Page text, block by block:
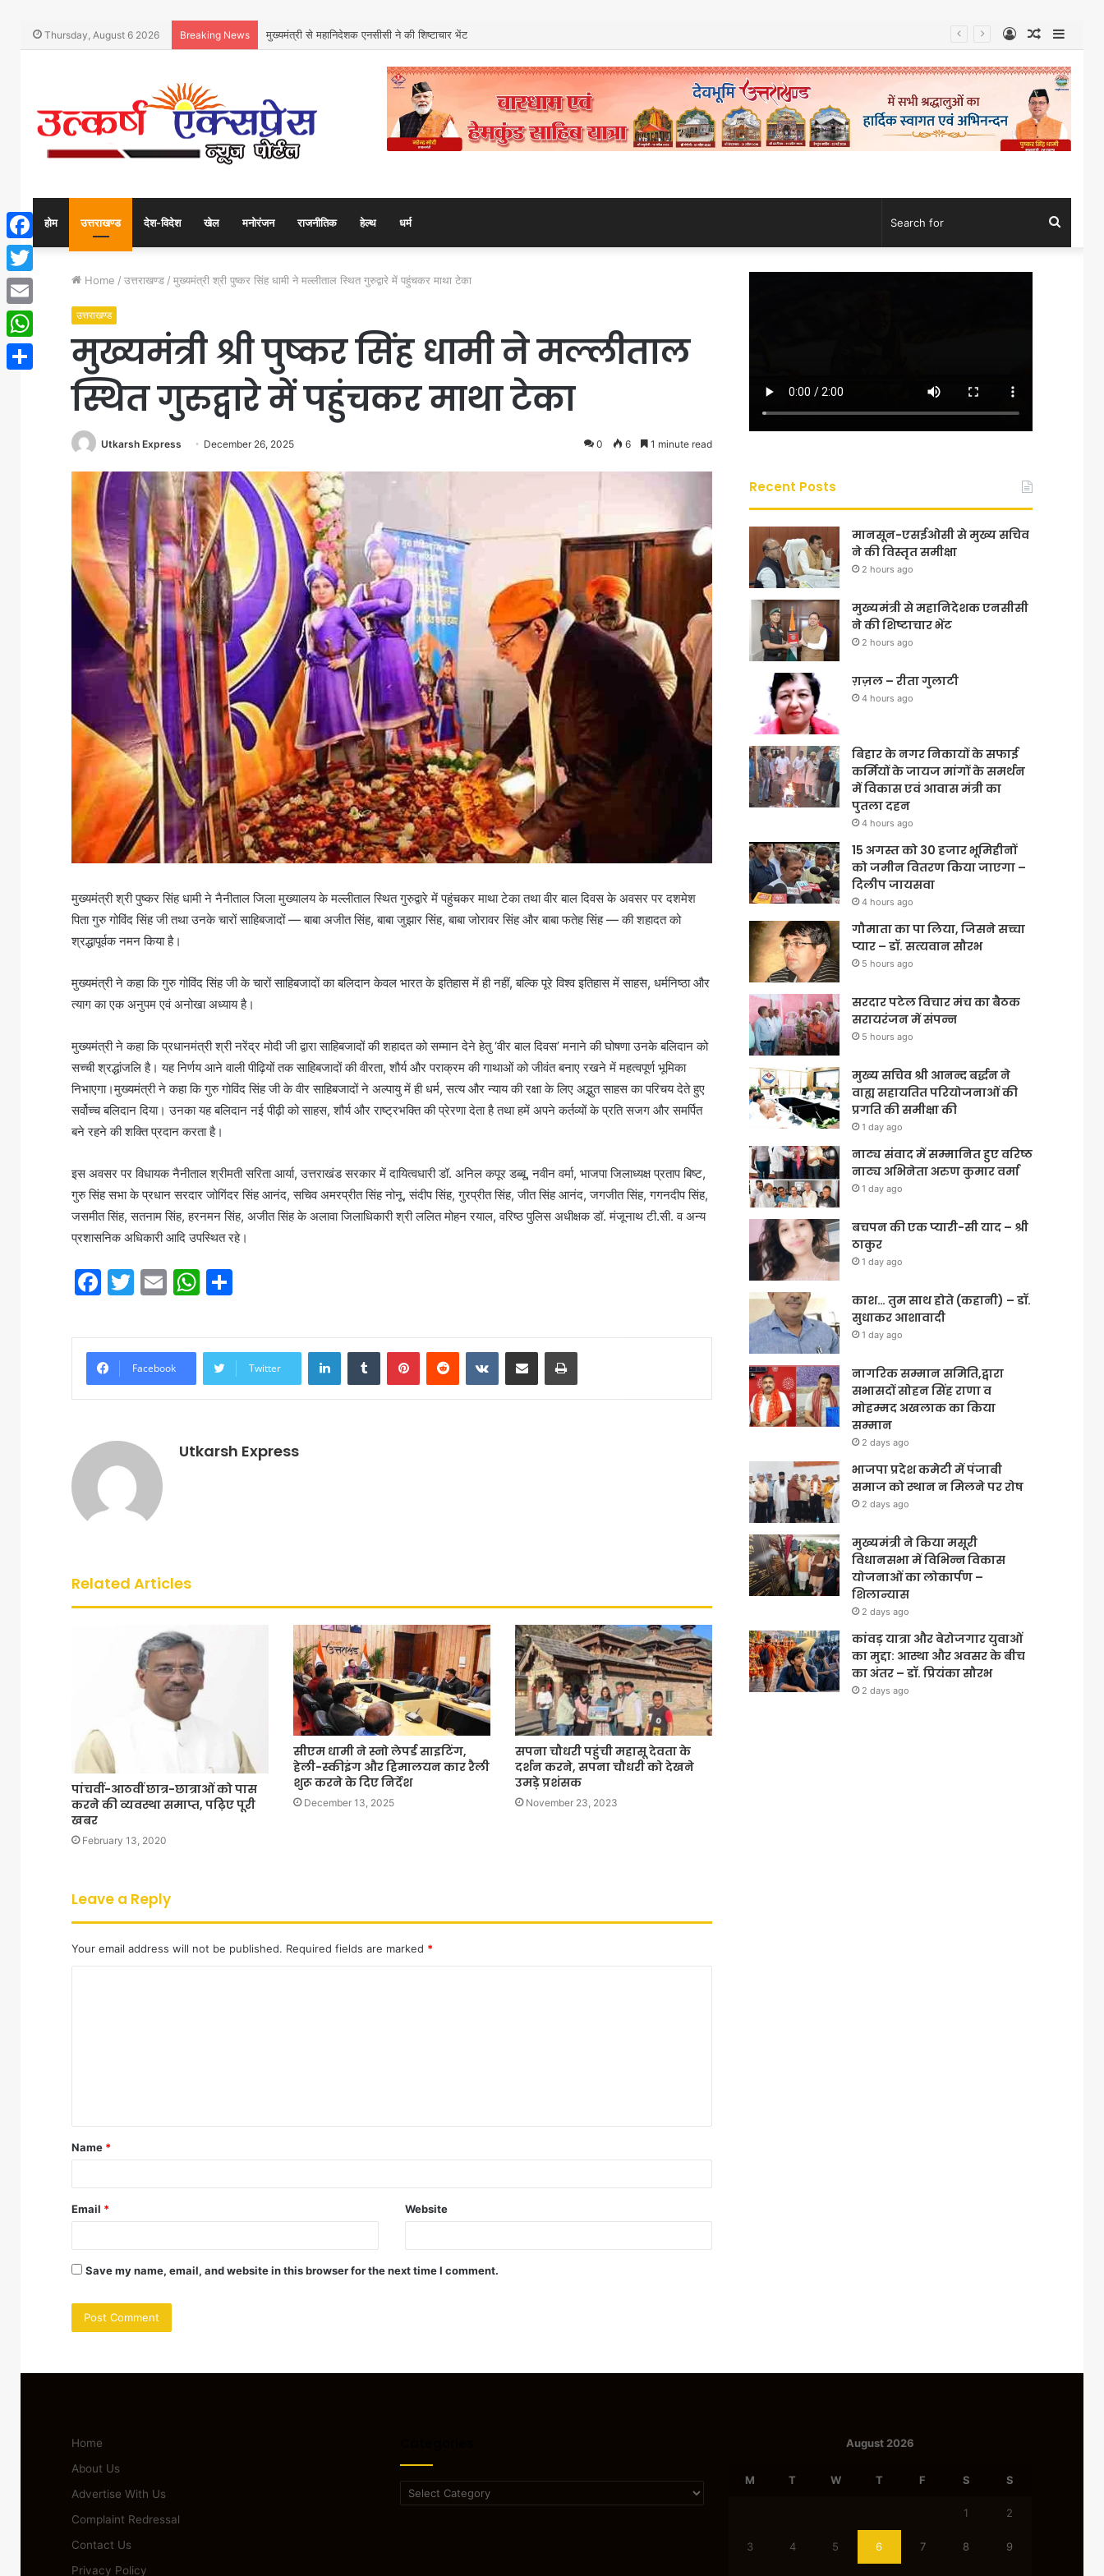
Thursday, August 6 2026 Breaking News मुख्यमंत्री से महानिदेशक एनसीसी ने की शिष्टाचार भेंट
Random
Article
Log
In
होम उत्तराखण्ड देश-विदेश खेल मनोरंजन राजनीतिक हेल्थ धर्म
Home / उत्तराखण्ड / मुख्यमंत्री श्री पुष्कर सिंह धामी ने मल्लीताल स्थित गुरुद्वारे में पहुंचकर माथा टेका
उत्तराखण्ड
मुख्यमंत्री श्री पुष्कर सिंह धामी ने मल्लीताल
स्थित गुरुद्वारे में पहुंचकर माथा टेका
Utkarsh Express December 26, 2025 0 6 1 minute read
मुख्यमंत्री श्री पुष्कर सिंह धामी ने नैनीताल जिला मुख्यालय के मल्लीताल स्थित गुरुद्वारे में पहुंचकर माथा टेका तथा वीर बाल दिवस के अवसर पर दशमेश
पिता गुरु गोविंद सिंह जी तथा उनके चारों साहिबजादों — बाबा अजीत सिंह, बाबा जुझार सिंह, बाबा जोरावर सिंह और बाबा फतेह सिंह — की शहादत को
श्रद्धापूर्वक नमन किया है।
मुख्यमंत्री ने कहा कि गुरु गोविंद सिंह जी के चारों साहिबजादों का बलिदान केवल भारत के इतिहास में ही नहीं, बल्कि पूरे विश्व इतिहास में साहस, धर्मनिष्ठा और
त्याग का एक अनुपम एवं अनोखा अध्याय है।
मुख्यमंत्री ने कहा कि प्रधानमंत्री श्री नरेंद्र मोदी जी द्वारा साहिबजादों की शहादत को सम्मान देने हेतु ‘वीर बाल दिवस’ मनाने की घोषणा उनके बलिदान को
सच्ची श्रद्धांजलि है। यह निर्णय आने वाली पीढ़ियों तक साहिबजादों की वीरता, शौर्य और पराक्रम की गाथाओं को जीवंत बनाए रखने में महत्वपूर्ण भूमिका
निभाएगा।मुख्यमंत्री ने कहा कि गुरु गोविंद सिंह जी के वीर साहिबजादों ने अल्पायु में ही धर्म, सत्य और न्याय की रक्षा के लिए अद्भुत साहस का परिचय देते हुए
सर्वोच्च बलिदान दिया। उनका यह बलिदान नई पीढ़ी को साहस, शौर्य और राष्ट्रभक्ति की प्रेरणा देता है तथा हमें अपने कर्तव्यों के प्रति सजग और समर्पित
बने रहने की शक्ति प्रदान करता है।
इस अवसर पर विधायक नैनीताल श्रीमती सरिता आर्या, उत्तराखंड सरकार में दायित्वधारी डॉ. अनिल कपूर डब्बू, नवीन वर्मा, भाजपा जिलाध्यक्ष प्रताप बिष्ट,
गुरु सिंह सभा के प्रधान सरदार जोगिंदर सिंह आनंद, सचिव अमरप्रीत सिंह नोनू, संदीप सिंह, गुरप्रीत सिंह, जीत सिंह आनंद, जगजीत सिंह, गगनदीप सिंह,
जसमीत सिंह, सतनाम सिंह, हरनमन सिंह, अजीत सिंह के अलावा जिलाधिकारी श्री ललित मोहन रयाल, वरिष्ठ पुलिस अधीक्षक डॉ. मंजूनाथ टी.सी. व अन्य
प्रशासनिक अधिकारी आदि उपस्थित रहे।
F
c
e
b
o
k
T
itt
er
E
ai
l
W
at
s
A
p
ar
e
Facebook Twitter
Utkarsh Express
Related Articles
पांचवीं-आठवीं छात्र-छात्राओं को पास
करने की व्यवस्था समाप्त, पढ़िए पूरी
खबर
February 13, 2020
सीएम धामी ने स्नो लेपर्ड साइटिंग,
हेली-स्कीइंग और हिमालयन कार रैली
शुरू करने के दिए निर्देश
December 13, 2025
सपना चौधरी पहुंची महासू देवता के
दर्शन करने, सपना चौधरी को देखने
उमड़े प्रशंसक
November 23, 2023
Leave a Reply
Your email address will not be published. Required fields are marked *
t
*
Name *
Email * Website
Save my name, email, and website in this browser for the next time I comment.
Recent Posts
मानसून-एसईओसी से मुख्य सचिव
ने की विस्तृत समीक्षा
2 hours ago
मुख्यमंत्री से महानिदेशक एनसीसी
ने की शिष्टाचार भेंट
2 hours ago
ग़ज़ल – रीता गुलाटी
4 hours ago
बिहार के नगर निकायों के सफाई
कर्मियों के जायज मांगों के समर्थन
में विकास एवं आवास मंत्री का
पुतला दहन
4 hours ago
15 अगस्त को 30 हजार भूमिहीनों
को जमीन वितरण किया जाएगा –
दिलीप जायसवा
4 hours ago
गौमाता का पा लिया, जिसने सच्चा
प्यार – डॉ. सत्यवान सौरभ
5 hours ago
सरदार पटेल विचार मंच का बैठक
सरायरंजन में संपन्न
5 hours ago
मुख्य सचिव श्री आनन्द बर्द्धन ने
वाह्य सहायतित परियोजनाओं की
प्रगति की समीक्षा की
1 day ago
नाट्य संवाद में सम्मानित हुए वरिष्ठ
नाट्य अभिनेता अरुण कुमार वर्मा
1 day ago
बचपन की एक प्यारी-सी याद – श्री
ठाकुर
1 day ago
काश… तुम साथ होते (कहानी) – डॉ.
सुधाकर आशावादी
1 day ago
नागरिक सम्मान समिति,द्वारा
सभासदों सोहन सिंह राणा व
मोहम्मद अखलाक का किया
सम्मान
2 days ago
भाजपा प्रदेश कमेटी में पंजाबी
समाज को स्थान न मिलने पर रोष
2 days ago
मुख्यमंत्री ने किया मसूरी
विधानसभा में विभिन्न विकास
योजनाओं का लोकार्पण –
शिलान्यास
2 days ago
कांवड़ यात्रा और बेरोजगार युवाओं
का मुद्दा: आस्था और अवसर के बीच
का अंतर – डॉ. प्रियंका सौरभ
2 days ago
Home
About Us
Advertise With Us
Complaint Redressal
Contact Us
Privacy Policy
Categories
August 2026
M T W T F S S
1 2
3 4 5 6 7 8 9
Facebook
Twitter
Email
WhatsApp